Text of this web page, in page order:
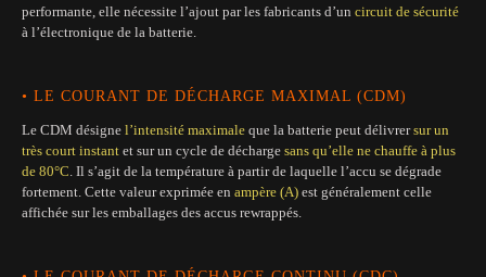
performante, elle nécessite l’ajout par les fabricants d’un circuit de sécurité
à l’électronique de la batterie.
• LE COURANT DE DÉCHARGE MAXIMAL (CDM)
Le CDM désigne l’intensité maximale que la batterie peut délivrersur un
très court instant et sur un cycle de décharge sans qu’elle ne chauffe à plus
de 80°C. Il s’agit de la température à partir de laquelle l’accu se dégrade
fortement. Cette valeur exprimée en ampère (A) est généralement celle
affichée sur les emballages des accus rewrappés.